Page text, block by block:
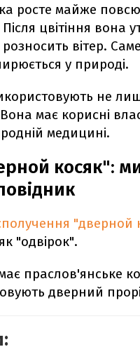
росте майже
Після цвітіння вона
вітер.
у природі.
не
має корисні
медицині.
косяк":
"дверной
"одвірок".
праслов'янське
дверний